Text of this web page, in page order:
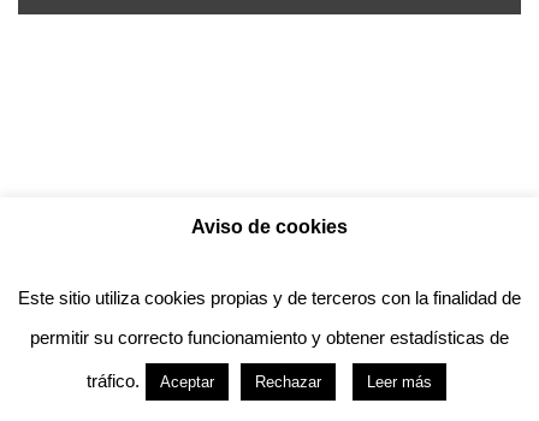
Política de Cookies
Anotado funciona gracias a
diseño del tema
Neve
Aviso de cookies
Este sitio utiliza cookies propias y de terceros con la finalidad de
permitir su correcto funcionamiento y obtener estadísticas de
tráfico. Aceptar Rechazar Leer más